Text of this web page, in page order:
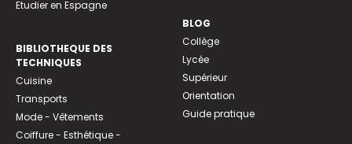
Etudier en Espagne
BIBLIOTHEQUE DES
TECHNIQUES
Cuisine
Transports
Mode - Vêtements
Coiffure - Esthétique -
BLOG
Collège
Lycée
Supérieur
Orientation
Guide pratique